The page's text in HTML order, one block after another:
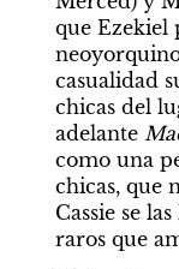
que Ezekiel
casualidad
chicas del
adelante
como una
chicas, que
Cassie se
raros que